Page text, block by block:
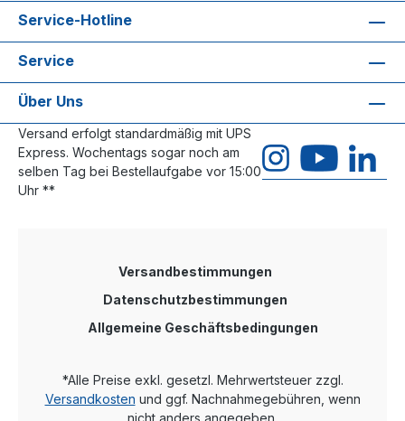
Service-Hotline
Service
Über Uns
Versand erfolgt standardmäßig mit UPS
Express. Wochentags sogar noch am
selben Tag bei Bestellaufgabe vor 15:00
Uhr **
Versandbestimmungen
Datenschutzbestimmungen
Allgemeine Geschäftsbedingungen
*Alle Preise exkl. gesetzl. Mehrwertsteuer zzgl.
Versandkosten und ggf. Nachnahmegebühren, wenn